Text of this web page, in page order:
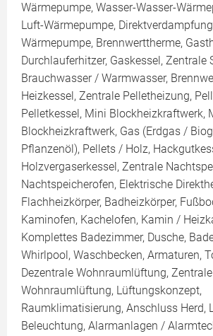
Wärmepumpe, Wasser-Wasser-
Luft-Wärmepumpe,
Wärmepumpe, Brennwerttherme,
Durchlauferhitzer, Gaskessel, Zentrale
Brauchwasser / Warmwasser,
Heizkessel, Zentrale Pelletheizung,
Pelletkessel, Mini Blockheizkraftwerk,
Blockheizkraftwerk, Gas (Erdgas /
Pflanzenöl), Pellets / Holz,
Holzvergaserkessel, Zentrale
Nachtspeicherofen, Elektrische
Flachheizkörper, Badheizkörper,
Kaminofen, Kachelofen, Kamin /
Komplettes Badezimmer, Dusche,
Whirlpool, Waschbecken, Armaturen,
Dezentrale Wohnraumlüftung, Zentrale
Wohnraumlüftung, Lüftungskonzept,
Raumklimatisierung, Anschluss Herd,
Beleuchtung, Alarmanlagen /